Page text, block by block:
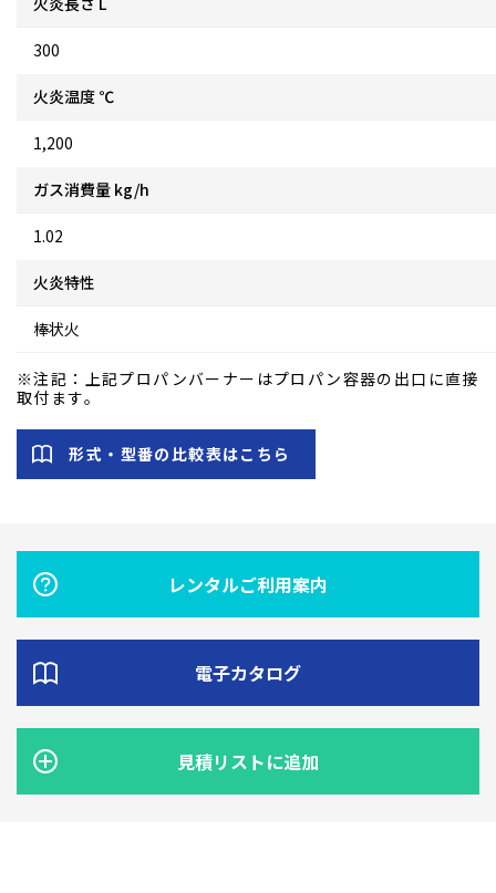
300
火炎温度 ℃
1,200
ガス消費量 kg/h
1.02
火炎特性
棒状火
※注記：上記プロパンバーナーはプロパン容器の出口に直接
取付ます。
形式・型番の比較表はこちら
レンタルご利用案内
電子カタログ
見積リストに追加